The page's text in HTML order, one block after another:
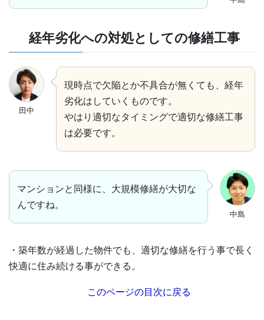
経年劣化への対処としての修繕工事
田中
現時点で欠陥とか不具合が無くても、経年
劣化はしていくものです。
やはり適切なタイミングで適切な修繕工事
は必要です。
中島
マンションと同様に、大規模修繕が大切な
んですね。
・築年数が経過した物件でも、適切な修繕を行う事で長く
快適に住み続ける事ができる。
このページの目次に戻る